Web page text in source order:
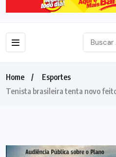
Home
Esportes
Tenista brasileira tenta novo